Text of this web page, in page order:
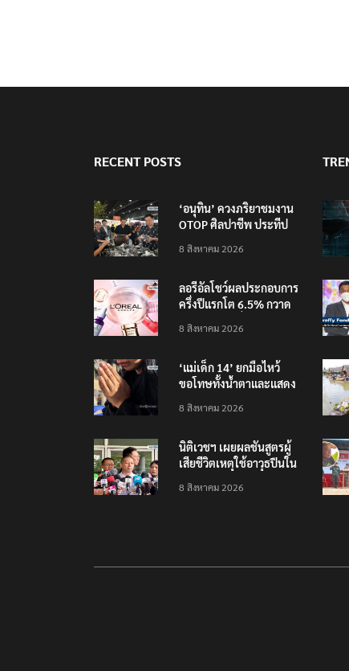
RECENT POSTS
‘อนุทิน’ ควงภริยาชมงาน
OTOP ศิลปาชีพ ประทีป
8 สิงหาคม 2026
ลอรีอัลโชว์ผลประกอบการ
ครึ่งปีแรกโต 6.5% กวาด
คว้าไลเซนส์ ‘กุชชี่’ 50 ปี
ตลาดไทย
8 สิงหาคม 2026
‘แม่เด็ก 14’ ยกมือไหว้
ขอโทษทั้งน้ำตาและแสดง
เสียชีวิต
8 สิงหาคม 2026
นิติเวชฯ เผยผลชันสูตรผู้
เสียชีวิตเหตุใช้อาวุธปืนใน
จุดสำคัญทั้งหมด
8 สิงหาคม 2026